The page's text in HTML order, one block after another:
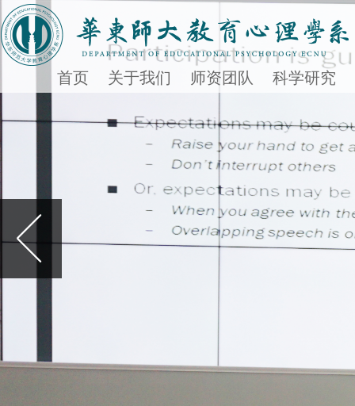
首页 关于我们 师资团队 科学研究